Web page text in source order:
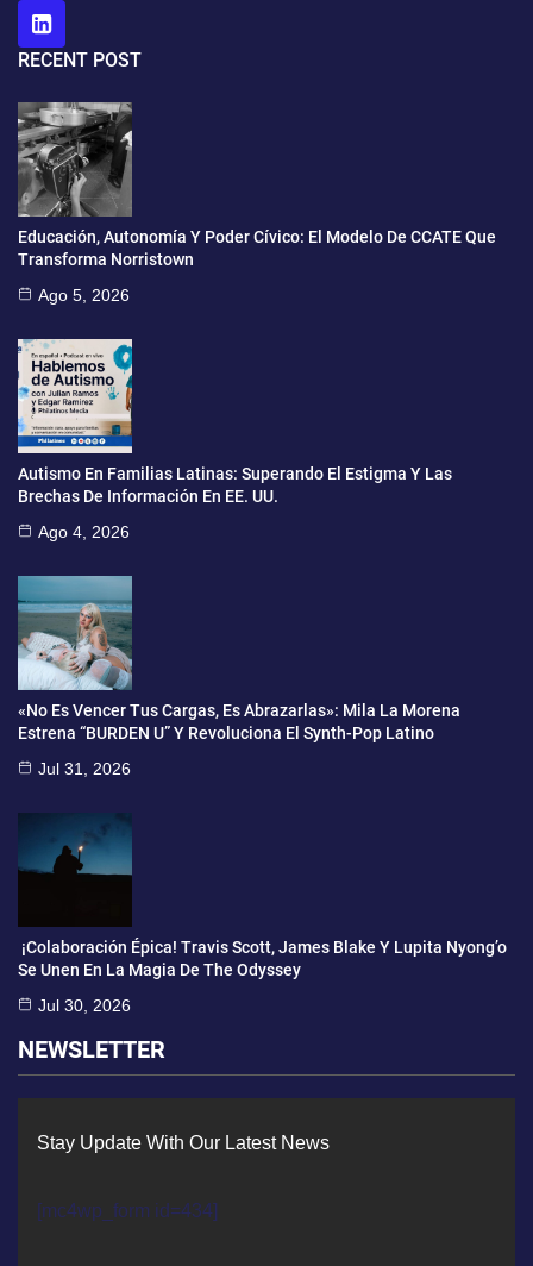
RECENT POST
Educación, Autonomía Y Poder Cívico: El Modelo De CCATE Que
Transforma Norristown
Ago 5, 2026
Autismo En Familias Latinas: Superando El Estigma Y Las
Brechas De Información En EE. UU.
Ago 4, 2026
«No Es Vencer Tus Cargas, Es Abrazarlas»: Mila La Morena
Estrena “BURDEN U” Y Revoluciona El Synth-Pop Latino
Jul 31, 2026
¡Colaboración Épica! Travis Scott, James Blake Y Lupita Nyong’o
Se Unen En La Magia De The Odyssey
Jul 30, 2026
NEWSLETTER
Stay Update With Our Latest News
[mc4wp_form id=434]